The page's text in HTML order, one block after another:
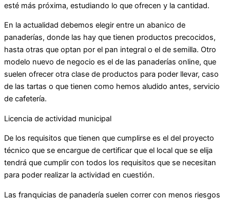
esté más próxima, estudiando lo que ofrecen y la cantidad.
En la actualidad debemos elegir entre un abanico de
panaderías, donde las hay que tienen productos precocidos,
hasta otras que optan por el pan integral o el de semilla. Otro
modelo nuevo de negocio es el de las panaderías online, que
suelen ofrecer otra clase de productos para poder llevar, caso
de las tartas o que tienen como hemos aludido antes, servicio
de cafetería.
Licencia de actividad municipal
De los requisitos que tienen que cumplirse es el del proyecto
técnico que se encargue de certificar que el local que se elija
tendrá que cumplir con todos los requisitos que se necesitan
para poder realizar la actividad en cuestión.
Las franquicias de panadería suelen correr con menos riesgos